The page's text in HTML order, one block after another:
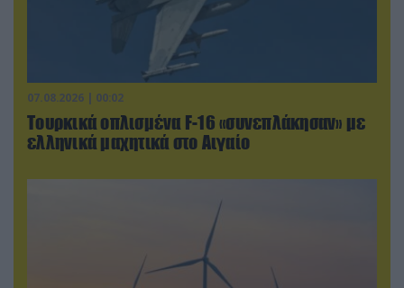
07.08.2026 | 00:02
Τουρκικά οπλισμένα F-16 «συνεπλάκησαν» με
ελληνικά μαχητικά στο Αιγαίο